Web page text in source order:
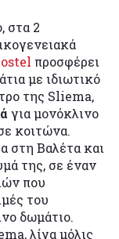
στα 2
προσφέρει
με ιδιωτικό
της Sliema,
για μονόκλινο
κοιτώνα.
στη Βαλέτα και
της, σε έναν
που
του
δωμάτιο.
λίγα μόλις